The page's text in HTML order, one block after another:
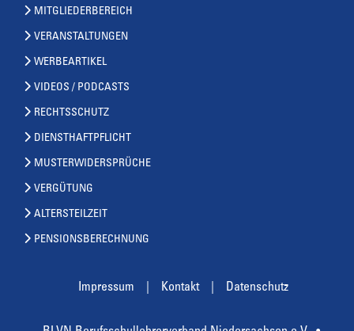
MITGLIEDERBEREICH
VERANSTALTUNGEN
WERBEARTIKEL
VIDEOS / PODCASTS
RECHTSSCHUTZ
DIENSTHAFTPFLICHT
MUSTERWIDERSPRÜCHE
VERGÜTUNG
ALTERSTEILZEIT
PENSIONSBERECHNUNG
Impressum Kontakt Datenschutz